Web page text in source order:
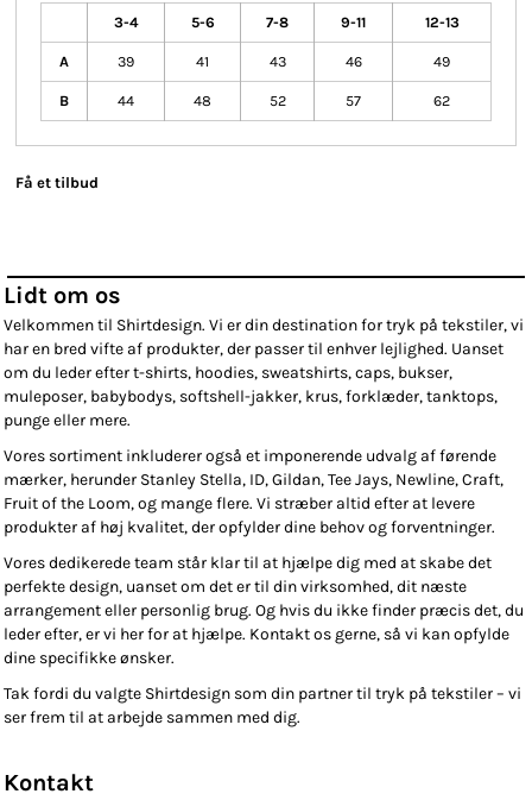
3-4 5-6 7-8 9-11 12-13
A 39 41 43 46 49
B 44 48 52 57 62
Få et tilbud
Lidt om os
Velkommen til Shirtdesign. Vi er din destination for tryk på tekstiler, vi
har en bred vifte af produkter, der passer til enhver lejlighed. Uanset
om du leder efter t-shirts, hoodies, sweatshirts, caps, bukser,
muleposer, babybodys, softshell-jakker, krus, forklæder, tanktops,
punge eller mere.
Vores sortiment inkluderer også et imponerende udvalg af førende
mærker, herunder Stanley Stella, ID, Gildan, Tee Jays, Newline, Craft,
Fruit of the Loom, og mange flere. Vi stræber altid efter at levere
produkter af høj kvalitet, der opfylder dine behov og forventninger.
Vores dedikerede team står klar til at hjælpe dig med at skabe det
perfekte design, uanset om det er til din virksomhed, dit næste
arrangement eller personlig brug. Og hvis du ikke finder præcis det, du
leder efter, er vi her for at hjælpe. Kontakt os gerne, så vi kan opfylde
dine specifikke ønsker.
Tak fordi du valgte Shirtdesign som din partner til tryk på tekstiler – vi
ser frem til at arbejde sammen med dig.
Kontakt